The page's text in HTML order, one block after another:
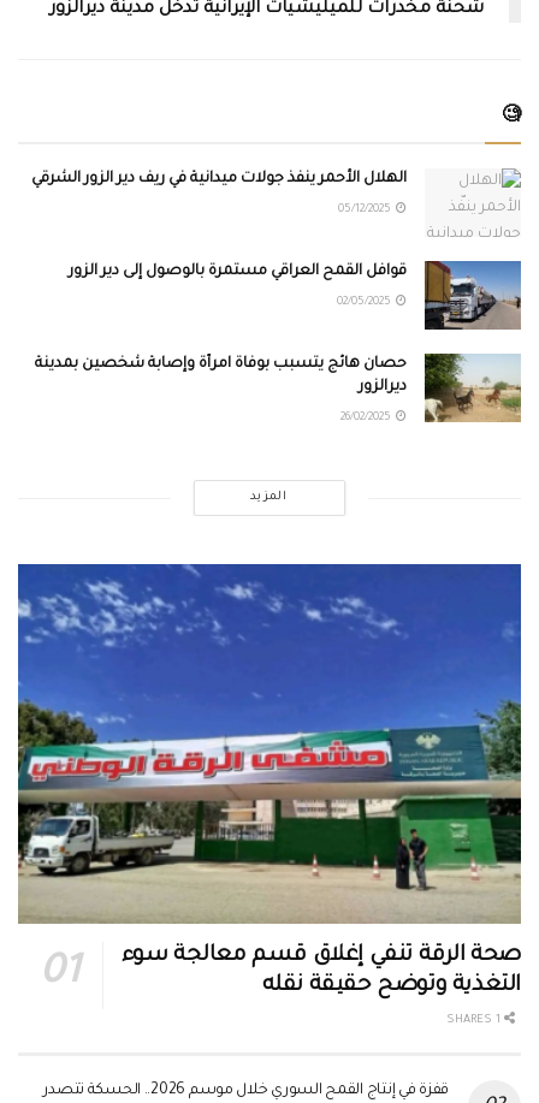
شحنة مخدرات للميليشيات الإيرانية تدخل مدينة ديرالزور
🧐
الهلال الأحمر ينفّذ جولات ميدانية في ريف دير الزور الشرقي
قوافل القمح العراقي مستمرة بالوصول إلى دير الزور
حصان هائج يتسبب بوفاة امرأة وإصابة شخصين بمدينة
ديرالزور
المزيد
صحة الرقة تنفي إغلاق قسم معالجة سوء
التغذية وتوضح حقيقة نقله
قفزة في إنتاج القمح السوري خلال موسم 2026.. الحسكة تتصدر